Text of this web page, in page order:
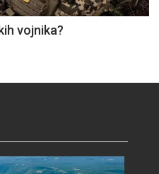
vojnika?